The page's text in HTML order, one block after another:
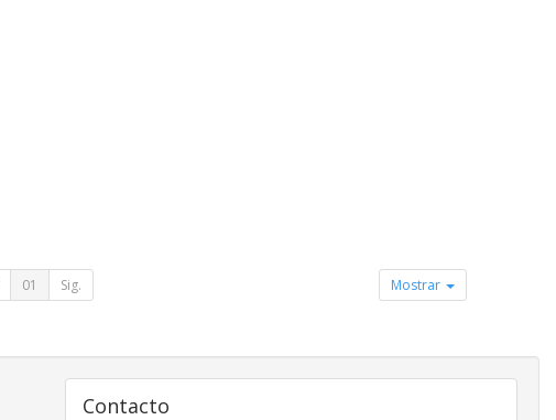
01 Sig. Mostrar
Contacto